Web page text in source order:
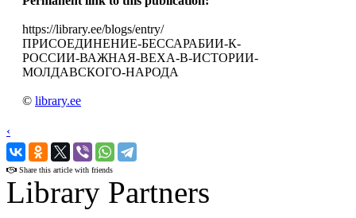
https://library.ee/blogs/entry/
ПРИСОЕДИНЕНИЕ-БЕССАРАБИИ-К-
РОССИИ-ВАЖНАЯ-ВЕХА-В-ИСТОРИИ-
МОЛДАВСКОГО-НАРОДА
© library.ee
‹
›
Share this article with friends
Library Partners